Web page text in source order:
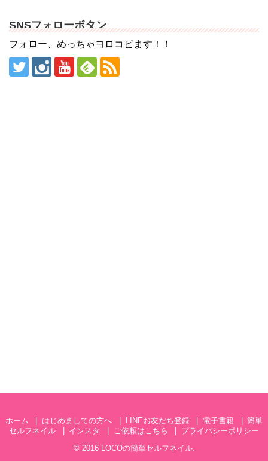
SNSフォローボタン
フォロー、めっちゃヨロコビます！！
ホーム はじめましての方へ LINEお友だち登録 電子書籍
簡単
セルフネイル
インスタ ご依頼はこちら
プライバシーポリシー
© 2016 LOCOの簡単セルフネイル.